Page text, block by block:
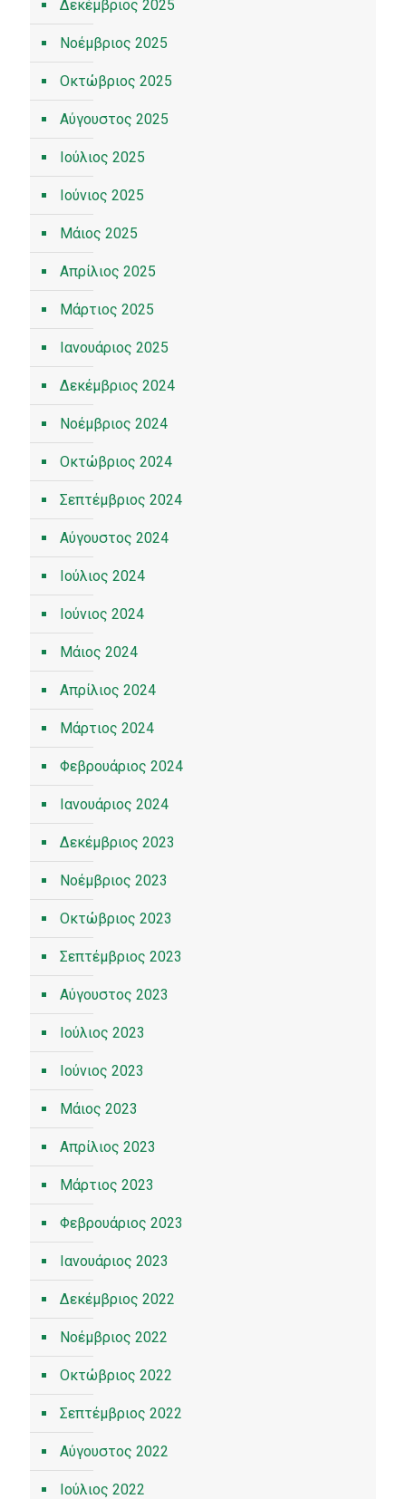
Δεκέμβριος 2025
Νοέμβριος 2025
Οκτώβριος 2025
Αύγουστος 2025
Ιούλιος 2025
Ιούνιος 2025
Μάιος 2025
Απρίλιος 2025
Μάρτιος 2025
Ιανουάριος 2025
Δεκέμβριος 2024
Νοέμβριος 2024
Οκτώβριος 2024
Σεπτέμβριος 2024
Αύγουστος 2024
Ιούλιος 2024
Ιούνιος 2024
Μάιος 2024
Απρίλιος 2024
Μάρτιος 2024
Φεβρουάριος 2024
Ιανουάριος 2024
Δεκέμβριος 2023
Νοέμβριος 2023
Οκτώβριος 2023
Σεπτέμβριος 2023
Αύγουστος 2023
Ιούλιος 2023
Ιούνιος 2023
Μάιος 2023
Απρίλιος 2023
Μάρτιος 2023
Φεβρουάριος 2023
Ιανουάριος 2023
Δεκέμβριος 2022
Νοέμβριος 2022
Οκτώβριος 2022
Σεπτέμβριος 2022
Αύγουστος 2022
Ιούλιος 2022